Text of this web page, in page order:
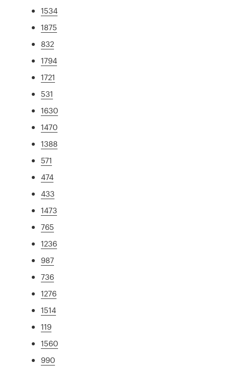
1534
1875
832
1794
1721
531
1630
1470
1388
571
474
433
1473
765
1236
987
736
1276
1514
119
1560
990